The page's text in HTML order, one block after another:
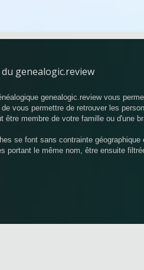
genealogic.review
genealogic.review vous
vous permettre de retrouver les
être membre de votre famille ou d'une
se font sans contrainte
portant le même nom, être ensuite